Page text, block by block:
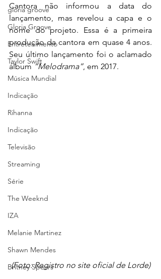
gloria groove
Gloria Groove
Entretenimento
Taylor Swift
Música Mundial
Indicação
Rihanna
Indicação
Televisão
Streaming
Série
The Weeknd
IZA
Melanie Martinez
Shawn Mendes
Britney Spears
Cantora não informou a data do
lançamento, mas revelou a capa e o
nome do projeto. Essa é a primeira
produção da cantora em quase 4 anos.
Seu último lançamento foi o aclamado
álbum “Melodrama”, em 2017.
(Foto: Registro no site oficial de Lorde)